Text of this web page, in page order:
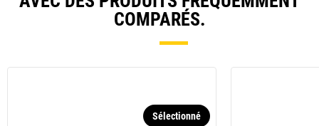
COMPARÉS.
Sélectionné